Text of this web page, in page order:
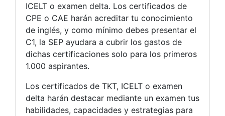
ICELT o examen delta. Los certificados de
CPE o CAE harán acreditar tu conocimiento
de inglés, y como mínimo debes presentar el
C1, la SEP ayudara a cubrir los gastos de
dichas certificaciones solo para los primeros
1.000 aspirantes.
Los certificados de TKT, ICELT o examen
delta harán destacar mediante un examen tus
habilidades, capacidades y estrategias para